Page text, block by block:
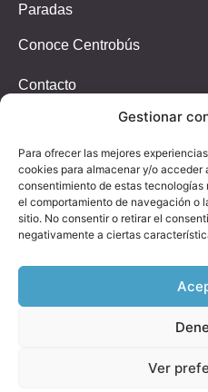
Gestionar
Para ofrecer las mejores
cookies para almacenar y/o acceder
consentimiento de estas
el comportamiento de navegación o
sitio. No consentir o retirar el
negativamente a ciertas
Ver
Paradas
Conoce Centrobús
Contacto
(Solo whastapp)
Email
paradascentrobus@alsa.es
C. de Pepe Cosmen,